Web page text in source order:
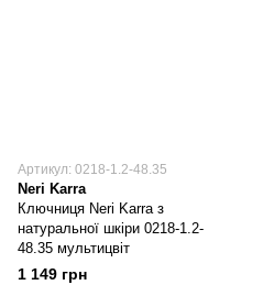
Артикул: 0218-1.2-48.35
Neri Karra
Ключниця Neri Karra з
натуральної шкіри 0218-1.2-
48.35 мультицвіт
1 149 грн